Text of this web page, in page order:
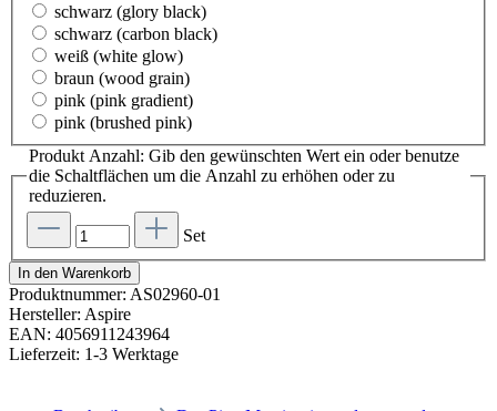
schwarz (glory black)
schwarz (carbon black)
weiß (white glow)
braun (wood grain)
pink (pink gradient)
pink (brushed pink)
Produkt Anzahl: Gib den gewünschten Wert ein oder benutze
die Schaltflächen um die Anzahl zu erhöhen oder zu
reduzieren.
Set
In den Warenkorb
Produktnummer: AS02960-01
Hersteller: Aspire
EAN: 4056911243964
Lieferzeit: 1-3 Werktage